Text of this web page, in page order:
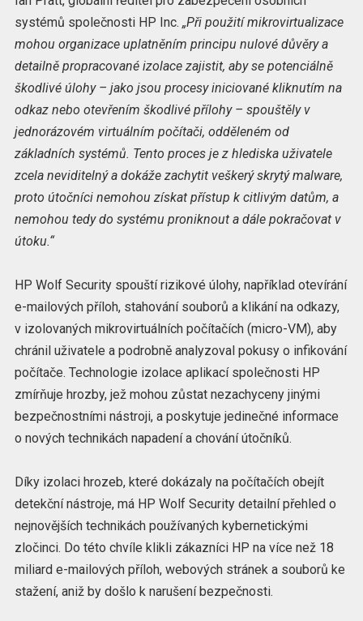
systémů společnosti HP Inc. „Při použití mikrovirtualizace
mohou organizace uplatněním principu nulové důvěry a
detailně propracované izolace zajistit, aby se potenciálně
škodlivé úlohy – jako jsou procesy iniciované kliknutím na
odkaz nebo otevřením škodlivé přílohy – spouštěly v
jednorázovém virtuálním počítači, odděleném od
základních systémů. Tento proces je z hlediska uživatele
zcela neviditelný a dokáže zachytit veškerý skrytý malware,
proto útočníci nemohou získat přístup k citlivým datům, a
nemohou tedy do systému proniknout a dále pokračovat v
útoku.“
HP Wolf Security spouští rizikové úlohy, například otevírání
e-mailových příloh, stahování souborů a klikání na odkazy,
v izolovaných mikrovirtuálních počítačích (micro-VM), aby
chránil uživatele a podrobně analyzoval pokusy o infikování
počítače. Technologie izolace aplikací společnosti HP
zmírňuje hrozby, jež mohou zůstat nezachyceny jinými
bezpečnostními nástroji, a poskytuje jedinečné informace
o nových technikách napadení a chování útočníků.
Díky izolaci hrozeb, které dokázaly na počítačích obejít
detekční nástroje, má HP Wolf Security detailní přehled o
nejnovějších technikách používaných kybernetickými
zločinci. Do této chvíle klikli zákazníci HP na více než 18
miliard e-mailových příloh, webových stránek a souborů ke
stažení, aniž by došlo k narušení bezpečnosti.